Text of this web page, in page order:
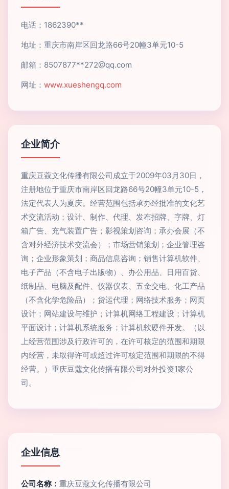
电话：1862390**
地址：重庆市南岸区回龙路66号20幢3单元10-5
邮箱：8507877**272@qq.com
网址： www.xueshengq.com
企业简介
重庆豆蔻文化传播有限公司成立于2009年03月30日，
注册地位于重庆市南岸区回龙路66号20幢3单元10-5，
法定代表人为夏庆。经营范围包括承办经批准的文化艺
术交流活动；设计、制作、代理、发布招牌、字牌、灯
箱广告、充气装置广告；影视策划咨询；承办会展（不
含对外经济技术交流会）；市场营销策划；企业管理咨
询；企业形象策划；商品信息咨询；销售计算机软件、
电子产品（不含电子出版物）、办公用品、日用百货、
纸制品、电脑及配件、仪器仪表、五金交电、化工产品
（不含化学危险品）；货运代理；网络技术服务；网页
设计；网站建设与维护；计算机网络工程建设；计算机
平面设计；计算机系统服务；计算机软硬件开发。（以
上经营范围涉及行政许可的，在许可核定的范围和期限
内经营，未取得许可或超过许可核定范围和期限的不得
经营。）重庆豆蔻文化传播有限公司对外投资1家公
司。
企业信息
公司名称： 重庆豆蔻文化传播有限公司